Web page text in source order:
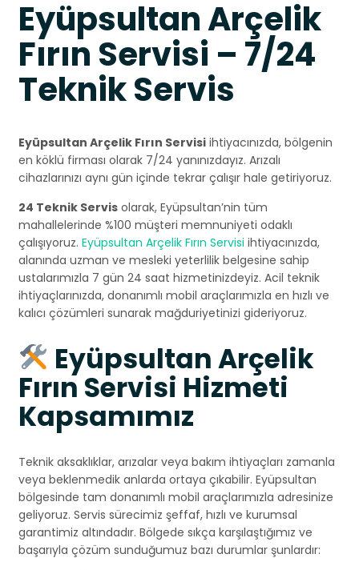
Eyüpsultan Arçelik
Fırın Servisi – 7/24
Teknik Servis
Eyüpsultan Arçelik Fırın Servisi ihtiyacınızda, bölgenin
en köklü firması olarak 7/24 yanınızdayız. Arızalı
cihazlarınızı aynı gün içinde tekrar çalışır hale getiriyoruz.
24 Teknik Servis olarak, Eyüpsultan’nin tüm
mahallelerinde %100 müşteri memnuniyeti odaklı
çalışıyoruz. Eyüpsultan Arçelik Fırın Servisi ihtiyacınızda,
alanında uzman ve mesleki yeterlilik belgesine sahip
ustalarımızla 7 gün 24 saat hizmetinizdeyiz. Acil teknik
ihtiyaçlarınızda, donanımlı mobil araçlarımızla en hızlı ve
kalıcı çözümleri sunarak mağduriyetinizi gideriyoruz.
Eyüpsultan Arçelik
Fırın Servisi Hizmeti
Kapsamımız
Teknik aksaklıklar, arızalar veya bakım ihtiyaçları zamanla
veya beklenmedik anlarda ortaya çıkabilir. Eyüpsultan
bölgesinde tam donanımlı mobil araçlarımızla adresinize
geliyoruz. Servis sürecimiz şeffaf, hızlı ve kurumsal
garantimiz altındadır. Bölgede sıkça karşılaştığımız ve
başarıyla çözüm sunduğumuz bazı durumlar şunlardır: